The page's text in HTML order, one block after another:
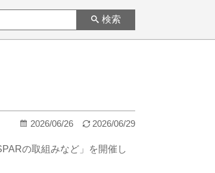
検索
2026/06/26 2026/06/29
の取組みなど」を開催し